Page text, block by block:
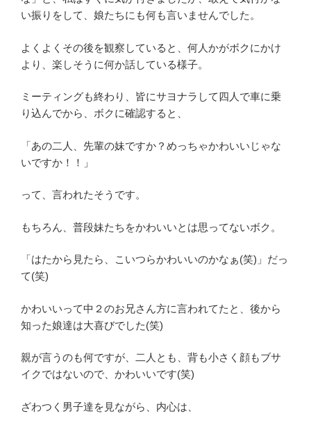
い振りをして、娘たちにも何も言いませんでした。
よくよくその後を観察していると、何人かがボクにかけ
より、楽しそうに何か話している様子。
ミーティングも終わり、皆にサヨナラして四人で車に乗
り込んでから、ボクに確認すると、
「あの二人、先輩の妹ですか？めっちゃかわいいじゃな
いですか！！」
って、言われたそうです。
もちろん、普段妹たちをかわいいとは思ってないボク。
「はたから見たら、こいつらかわいいのかなぁ(笑)」だっ
て(笑)
かわいいって中２のお兄さん方に言われてたと、後から
知った娘達は大喜びでした(笑)
親が言うのも何ですが、二人とも、背も小さく顔もブサ
イクではないので、かわいいです(笑)
ざわつく男子達を見ながら、内心は、